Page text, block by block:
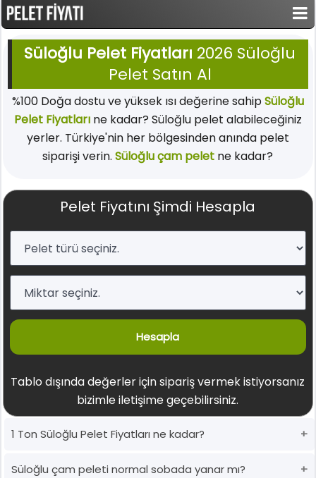
Süloğlu Pelet Fiyatları 2026 Süloğlu
Pelet Satın Al
%100 Doğa dostu ve yüksek ısı değerine sahipSüloğlu
Pelet Fiyatlarıne kadar? Süloğlu pelet alabileceğiniz
yerler. Türkiye'nin her bölgesinden anında pelet
siparişi verin.Süloğlu çam pelet ne kadar?
Pelet Fiyatını Şimdi Hesapla
Hesapla
Tablo dışında değerler için sipariş vermek istiyorsanız
bizimle iletişime geçebilirsiniz.
1 Ton Süloğlu Pelet Fiyatları ne kadar?
Süloğlu çam peleti normal sobada yanar mı?